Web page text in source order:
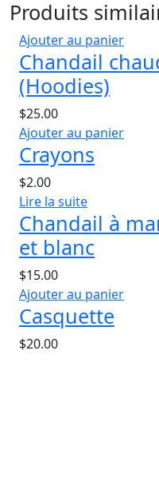
Produits
Ajouter au panier
Chandail
(Hoodies)
$25.00
Ajouter au panier
Crayons
$2.00
Lire la suite
Chandail à
et blanc
$15.00
Ajouter au panier
Casquette
$20.00